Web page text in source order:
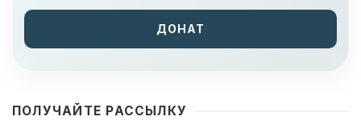
ДОНАТ
ПОЛУЧАЙТЕ РАССЫЛКУ